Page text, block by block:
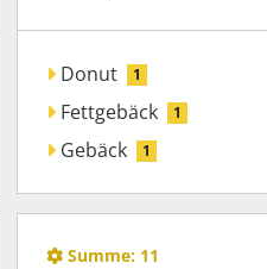
Donut 1
Fettgebäck 1
Gebäck 1
Summe: 11